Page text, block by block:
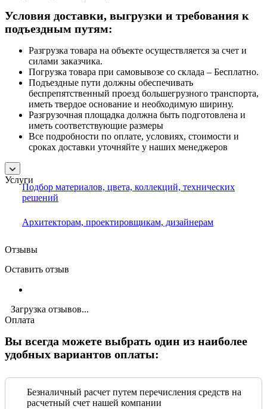
Условия доставки, выгрузки и требования к
подъездным путям:
Разгрузка товара на объекте осуществляется за счет и
силами заказчика.
Погрузка товара при самовывозе со склада – Бесплатно.
Подъездные пути должны обеспечивать
беспрепятственный проезд большегрузного транспорта,
иметь твердое основание и необходимую ширину.
Разгрузочная площадка должна быть подготовлена и
иметь соответствующие размеры
Все подробности по оплате, условиях, стоимости и
сроках доставки уточняйте у наших менеджеров
Услуги
Подбор материалов, цвета, коллекций, технических
решений
Архитекторам, проектировщикам, дизайнерам
Отзывы
Оставить отзыв
Загрузка отзывов...
Оплата
Вы всегда можете выбрать один из наиболее
удобных вариантов оплаты:
Безналичный расчет путем перечисления средств на
расчетный счет нашей компании